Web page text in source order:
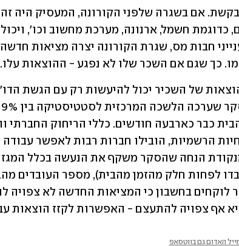
כך שגם אם השכר שלו לא נפגע - ההוצאות עלו.
האדום גם בווטסאפ